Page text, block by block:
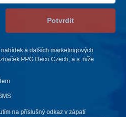
Potvrdit
a dalších marketingových
PPG Deco Czech, a.s. níže
na příslušný odkaz v zápatí